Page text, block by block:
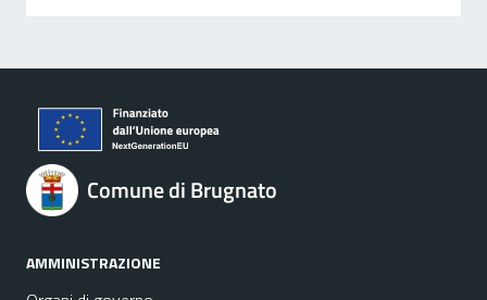
Comune di Brugnato
AMMINISTRAZIONE